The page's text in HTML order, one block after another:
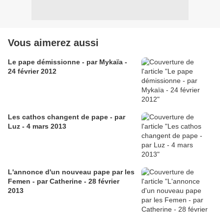
Vous aimerez aussi
Le pape démissionne - par Mykaïa -
24 février 2012
Les cathos changent de pape - par
Luz - 4 mars 2013
L'annonce d'un nouveau pape par les
Femen - par Catherine - 28 février
2013